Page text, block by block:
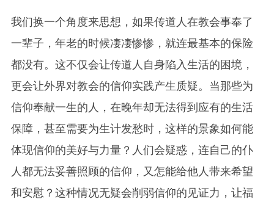
我们换一个角度来思想，如果传道人在教会事奉了
一辈子，年老的时候凄凄惨惨，就连最基本的保险
都没有。这不仅会让传道人自身陷入生活的困境，
更会让外界对教会的信仰实践产生质疑。当那些为
信仰奉献一生的人，在晚年却无法得到应有的生活
保障，甚至需要为生计发愁时，这样的景象如何能
体现信仰的美好与力量？人们会疑惑，连自己的仆
人都无法妥善照顾的信仰，又怎能给他人带来希望
和安慰？这种情况无疑会削弱信仰的见证力，让福